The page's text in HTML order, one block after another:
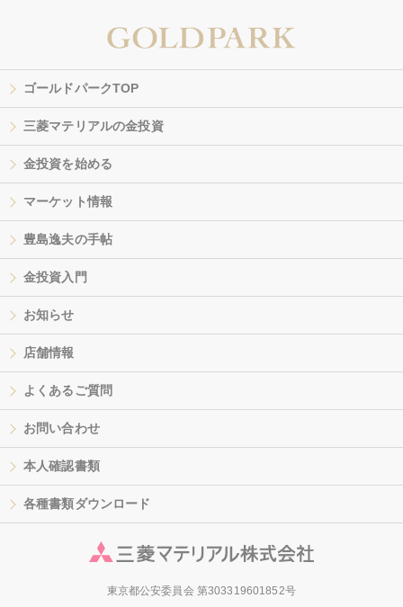
ゴールドパークTOP
三菱マテリアルの金投資
金投資を始める
マーケット情報
豊島逸夫の手帖
金投資入門
お知らせ
店舗情報
よくあるご質問
お問い合わせ
本人確認書類
各種書類ダウンロード
東京都公安委員会 第303319601852号